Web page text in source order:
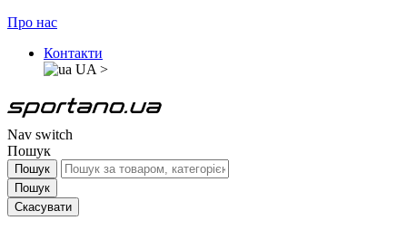
Про нас
Контакти
UA >
Nav switch
Пошук
Пошук
Пошук
Скасувати